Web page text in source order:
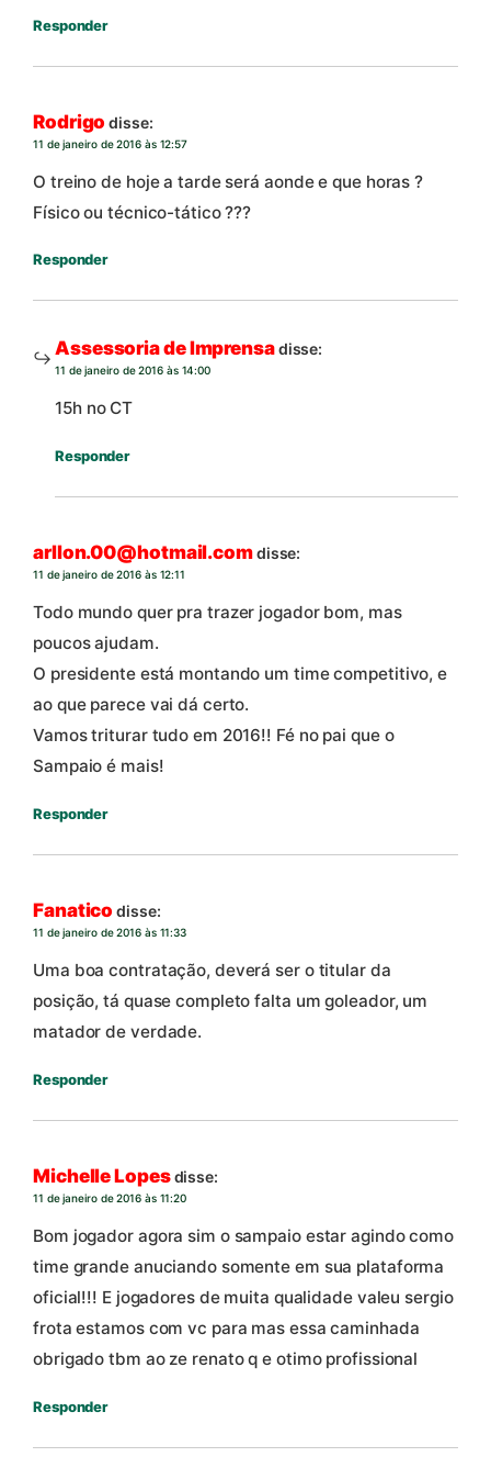
Responder
Rodrigo disse:
11 de janeiro de 2016 às 12:57
O treino de hoje a tarde será aonde e que horas ?
Físico ou técnico-tático ???
Responder
Assessoria de Imprensadisse:
11 de janeiro de 2016 às 14:00
15h no CT
Responder
arllon.00@hotmail.comdisse:
11 de janeiro de 2016 às 12:11
Todo mundo quer pra trazer jogador bom, mas
poucos ajudam.
O presidente está montando um time competitivo, e
ao que parece vai dá certo.
Vamos triturar tudo em 2016!! Fé no pai que o
Sampaio é mais!
Responder
Fanatico disse:
11 de janeiro de 2016 às 11:33
Uma boa contratação, deverá ser o titular da
posição, tá quase completo falta um goleador, um
matador de verdade.
Responder
Michelle Lopesdisse:
11 de janeiro de 2016 às 11:20
Bom jogador agora sim o sampaio estar agindo como
time grande anuciando somente em sua plataforma
oficial!!! E jogadores de muita qualidade valeu sergio
frota estamos com vc para mas essa caminhada
obrigado tbm ao ze renato q e otimo profissional
Responder